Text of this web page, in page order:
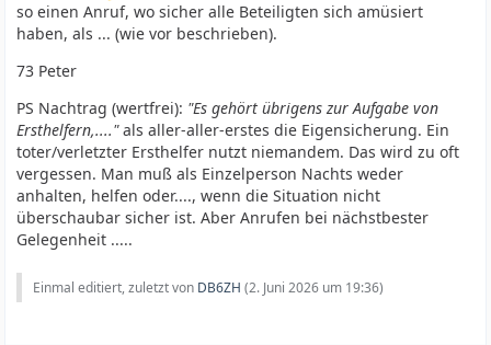
so einen Anruf, wo sicher alle Beteiligten sich amüsiert
haben, als ... (wie vor beschrieben).
73 Peter
PS Nachtrag (wertfrei): "Es gehört übrigens zur Aufgabe von
Ersthelfern,...."als aller-aller-erstes die Eigensicherung. Ein
toter/verletzter Ersthelfer nutzt niemandem. Das wird zu oft
vergessen. Man muß als Einzelperson Nachts weder
anhalten, helfen oder...., wenn die Situation nicht
überschaubar sicher ist. Aber Anrufen bei nächstbester
Gelegenheit .....
Einmal editiert, zuletzt von DB6ZH (2. Juni 2026 um 19:36)